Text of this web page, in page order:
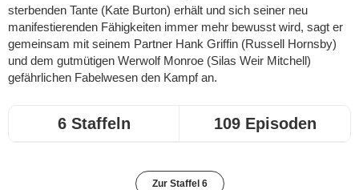
sterbenden Tante (Kate Burton) erhält und sich seiner neu
manifestierenden Fähigkeiten immer mehr bewusst wird, sagt er
gemeinsam mit seinem Partner Hank Griffin (Russell Hornsby)
und dem gutmütigen Werwolf Monroe (Silas Weir Mitchell)
gefährlichen Fabelwesen den Kampf an.
6 Staffeln 109 Episoden
Zur Staffel 6